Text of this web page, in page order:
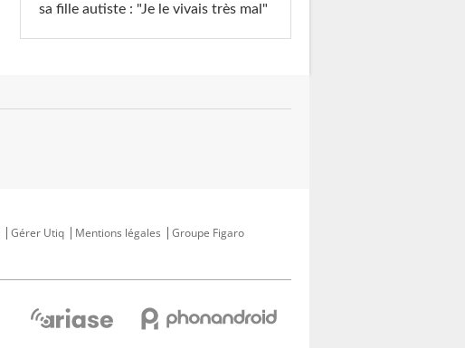
sa fille autiste : "Je le vivais très mal"
Gérer Utiq Mentions légales
Groupe Figaro